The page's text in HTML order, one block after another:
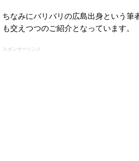
ちなみにバリバリの広島出身という筆
も交えつつのご紹介となっています。
スポンサーリンク